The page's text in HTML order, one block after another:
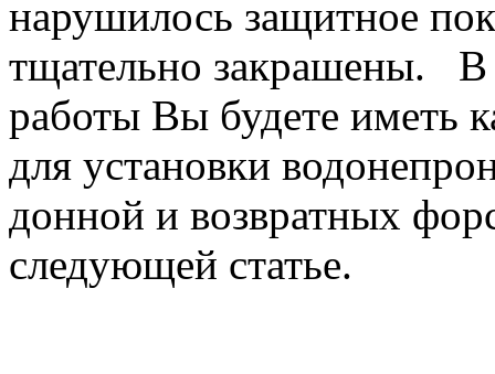
нарушилось защитное
тщательно закрашены. В
работы Вы будете иметь
для установки
донной и возвратных
следующей статье.